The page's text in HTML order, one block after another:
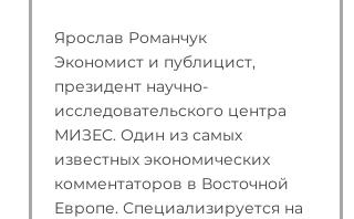
Ярослав Романчук
Экономист и публицист,
президент научно-
исследовательского центра
МИЗЕС. Один из самых
известных экономических
комментаторов в Восточной
Европе. Специализируется на